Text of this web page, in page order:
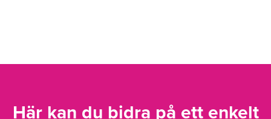
Här kan du bidra på ett enkelt